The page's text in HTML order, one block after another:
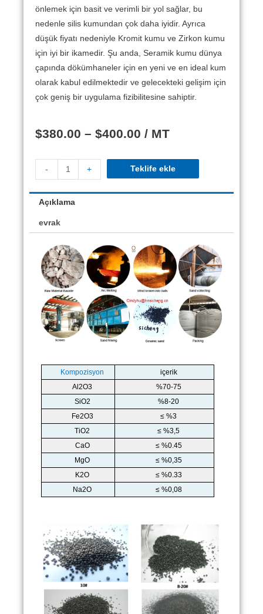
önlemek için basit ve verimli bir yol sağlar, bu
nedenle silis kumundan çok daha iyidir. Ayrıca
düşük fiyatı nedeniyle Kromit kumu ve Zirkon kumu
için iyi bir ikamedir. Şu anda, Seramik kumu dünya
çapında dökümhaneler için en yeni ve en ideal kum
olarak kabul edilmektedir ve gelecekteki gelişim için
çok geniş bir uygulama fizibilitesine sahiptir.
$380.00 – $400.00 / MT
- + Teklife ekle
Açıklama
evrak
Kompozisyon
içerik
Al2O3
%70-75
SiO2
%8-20
Fe2O3
≤ %3
TiO2
≤ %3,5
CaO
≤ %0.45
MgO
≤ %0,35
K2O
≤ %0.33
Na2O
≤ %0,08